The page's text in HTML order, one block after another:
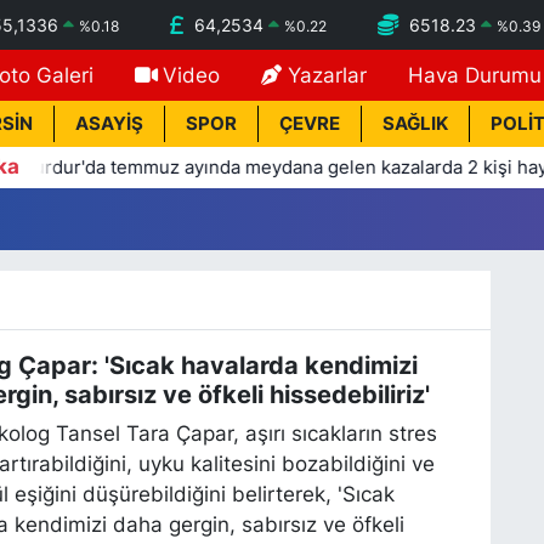
%0.18 64,2534 %0.22 6518.23 %0.39
Galeri Video Yazarlar Hava Durumu
ASAYİŞ SPOR ÇEVRE SAĞLIK
ayında meydana gelen kazalarda 2 kişi hayatını
Çapar: 'Sıcak havalarda kendimizi
sabırsız ve öfkeli hissedebiliriz'
Tansel Tara Çapar, aşırı sıcakların stres
uyku kalitesini bozabildiğini ve
eşiğini düşürebildiğini belirterek, 'Sıcak
kendimizi daha gergin, sabırsız ve öfkeli